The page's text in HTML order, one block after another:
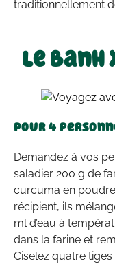
traditionnellement
Le
Pour 4
Demandez à vos
saladier 200 g de
curcuma en
récipient, ils
ml d’eau à
dans la farine et
Ciselez quatre